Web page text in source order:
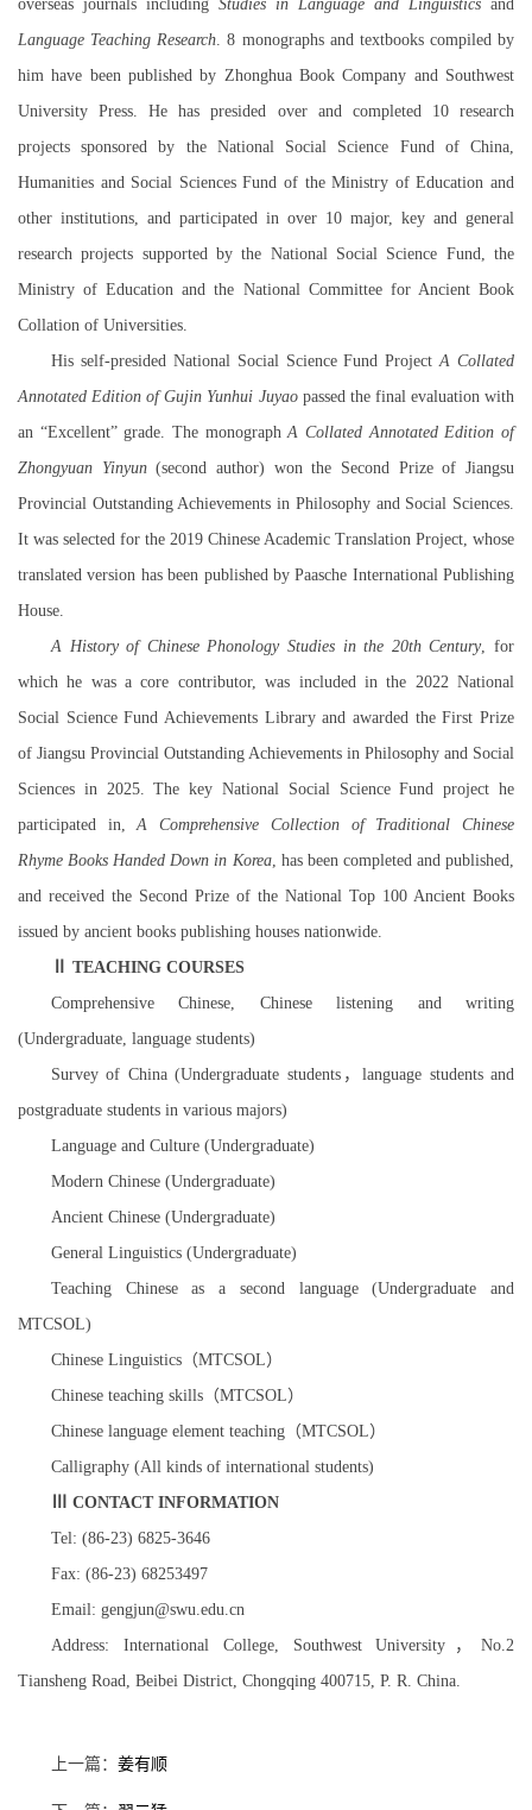
overseas journals including Studies in Language and Linguistics and
Language Teaching Research. 8 monographs and textbooks compiled by
him have been published by Zhonghua Book Company and Southwest
University Press. He has presided over and completed 10 research
projects sponsored by the National Social Science Fund of China,
Humanities and Social Sciences Fund of the Ministry of Education and
other institutions, and participated in over 10 major, key and general
research projects supported by the National Social Science Fund, the
Ministry of Education and the National Committee for Ancient Book
Collation of Universities.
His self-presided National Social Science Fund ProjectA Collated
Annotated Edition of Gujin Yunhui Juyaopassed the final evaluation with
an “Excellent” grade. The monographA Collated Annotated Edition of
Zhongyuan Yinyun(second author) won the Second Prize of Jiangsu
Provincial Outstanding Achievements in Philosophy and Social Sciences.
It was selected for the 2019 Chinese Academic Translation Project, whose
translated version has been published by Paasche International Publishing
House.
A History of Chinese Phonology Studies in the 20th Century, for
which he was a core contributor, was included in the 2022 National
Social Science Fund Achievements Library and awarded the First Prize
of Jiangsu Provincial Outstanding Achievements in Philosophy and Social
Sciences in 2025. The key National Social Science Fund project he
participated in,A Comprehensive Collection of Traditional Chinese
Rhyme Books Handed Down in Korea, has been completed and published,
and received the Second Prize of the National Top 100 Ancient Books
issued by ancient books publishing houses nationwide.
TEACHING COURSES
Comprehensive Chinese, Chinese listening and writing
(Undergraduate, language students)
Survey of China (Undergraduate students，language students and
postgraduate students in various majors)
Language and Culture (Undergraduate)
Modern Chinese (Undergraduate)
Ancient Chinese (Undergraduate)
General Linguistics (Undergraduate)
Teaching Chinese as a second language (Undergraduate and
MTCSOL)
Chinese Linguistics （MTCSOL）
Chinese teaching skills （MTCSOL）
Chinese language element teaching （MTCSOL）
Calligraphy (All kinds of international students)
CONTACT INFORMATION
Tel: (86-23) 6825-3646
Fax: (86-23) 68253497
Email: gengjun@swu.edu.cn
Address: International College, Southwest University ，No.2
Tiansheng Road, Beibei District, Chongqing 400715, P. R. China.
上一篇： 姜有顺